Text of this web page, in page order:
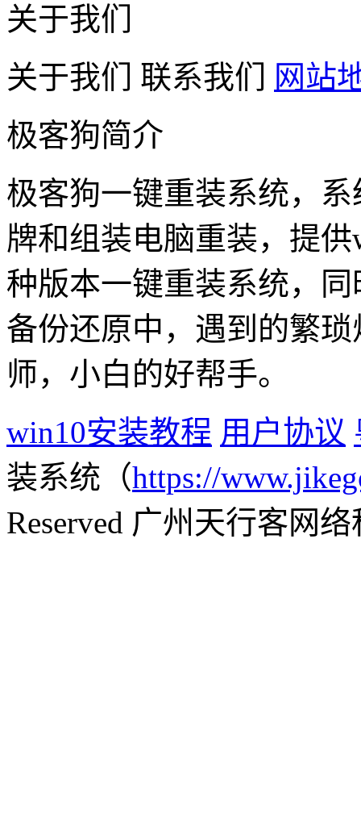
关于我们
关于我们
联系我们
网站
极客狗简介
极客狗一键重装系统，
牌和组装电脑重装，提
种版本一键重装系统，
备份还原中，遇到的繁
师，小白的好帮手。
win10安装教程 用户协议
装系统（https://
Reserved 广州天行客网